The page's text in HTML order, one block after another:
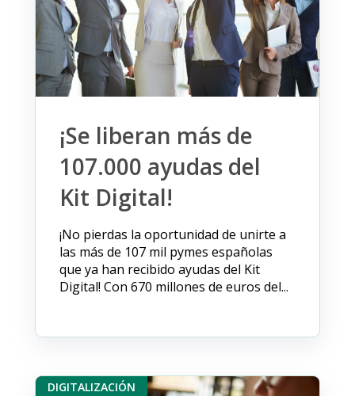
¡Se liberan más de
107.000 ayudas del
Kit Digital!
¡No pierdas la oportunidad de unirte a
las más de 107 mil pymes españolas
que ya han recibido ayudas del Kit
Digital! Con 670 millones de euros del...
DIGITALIZACIÓN